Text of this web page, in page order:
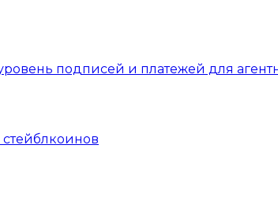
подписей и платежей для